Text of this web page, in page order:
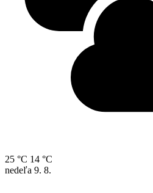
25 °C 14 °C
nedeľa 9. 8.